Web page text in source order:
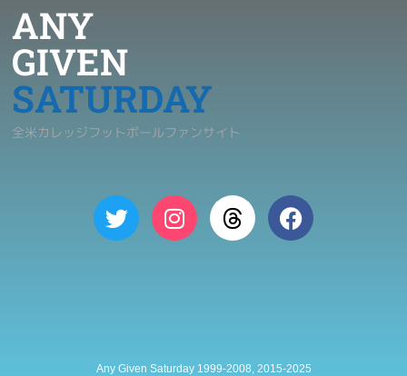
ANY
GIVEN
SATURDAY
全米カレッジフットボールファンサイト
Any Given Saturday 1999-2008, 2015-2025